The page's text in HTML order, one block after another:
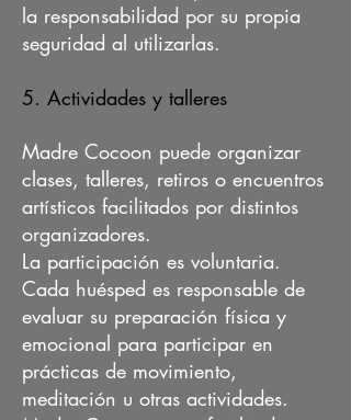
la responsabilidad por su propia
seguridad al utilizarlas.
5. Actividades y talleres
Madre Cocoon puede organizar
clases, talleres, retiros o encuentros
artísticos facilitados por distintos
organizadores.
La participación es voluntaria.
Cada huésped es responsable de
evaluar su preparación física y
emocional para participar en
prácticas de movimiento,
meditación u otras actividades.